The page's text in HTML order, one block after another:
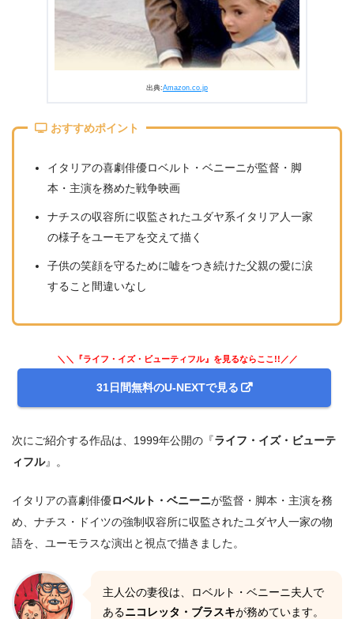
出典:Amazon.co.jp
おすすめポイント
イタリアの喜劇俳優ロベルト・ベニーニが監督・脚
本・主演を務めた戦争映画
ナチスの収容所に収監されたユダヤ系イタリア人一家
の様子をユーモアを交えて描く
子供の笑顔を守るために嘘をつき続けた父親の愛に涙
すること間違いなし
＼＼『ライフ・イズ・ビューティフル』を見るならここ!!／／
31日間無料のU-NEXTで見る
次にご紹介する作品は、1999年公開の『ライフ・イズ・ビューテ
ィフル』。
イタリアの喜劇俳優ロベルト・ベニーニが監督・脚本・主演を務
め、ナチス・ドイツの強制収容所に収監されたユダヤ人一家の物
語を、ユーモラスな演出と視点で描きました。
主人公の妻役は、ロベルト・ベニーニ夫人で
あるニコレッタ・ブラスキが務めています。